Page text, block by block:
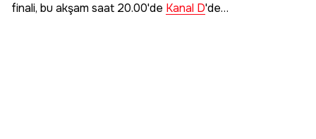
finali, bu akşam saat 20.00'de Kanal D'de…